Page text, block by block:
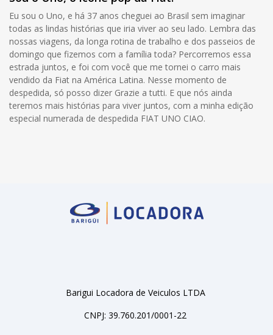
Eu sou o Uno, e há 37 anos cheguei ao Brasil sem imaginar
todas as lindas histórias que iria viver ao seu lado. Lembra das
nossas viagens, da longa rotina de trabalho e dos passeios de
domingo que fizemos com a família toda? Percorremos essa
estrada juntos, e foi com você que me tornei o carro mais
vendido da Fiat na América Latina. Nesse momento de
despedida, só posso dizer Grazie a tutti. E que nós ainda
teremos mais histórias para viver juntos, com a minha edição
especial numerada de despedida FIAT UNO CIAO.
Barigui Locadora de Veiculos LTDA
CNPJ: 39.760.201/0001-22